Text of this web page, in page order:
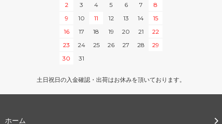
2
3 4 5 6 7
8
9
10 11 12 13 14
15
16
17 18 19 20 21
22
23
24 25 26 27 28
29
30
31
土日祝日の入金確認・出荷はお休みを頂いております。
ホーム